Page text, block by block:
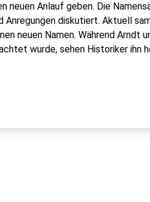
neuen Anlauf geben. Die
Anregungen diskutiert. Aktuell
neuen Namen. Während Arndt
wurde, sehen Historiker ihn